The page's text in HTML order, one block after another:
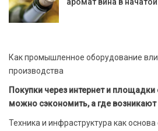
Как промышленное оборудование
производства
Покупки через интернет и
можно сэкономить, а где возникают
Техника и инфраструктура как